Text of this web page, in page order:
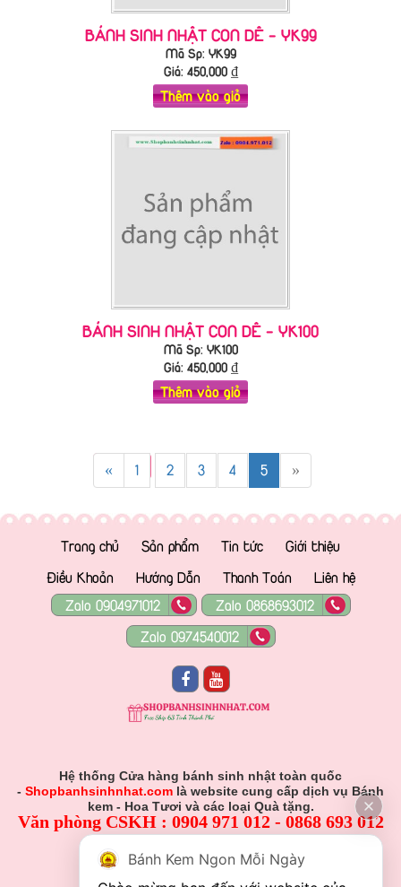
BÁNH SINH NHẬT CON DÊ - YK99
Mã Sp: YK99
Giá: 450,000₫
Thêm vào giỏ
BÁNH SINH NHẬT CON DÊ - YK100
Mã Sp: YK100
Giá: 450,000₫
Thêm vào giỏ
« 1 2 3 4 5 »
Trang chủ Sản phẩm Tin tức
Giới thiệu
Điều Khoản
Hướng Dẫn Thanh Toán
Liên hệ
Zalo 0904971012
Zalo 0868693012
Zalo 0974540012
Hệ thống Cửa hàng bánh sinh nhật toàn quốc
- Shopbanhsinhnhat.com là website cung cấp dịch vụ Bánh
kem - Hoa Tươi và các loại Quà tặng.
Văn phòng CSKH : 0904 971 012 - 0868 693 012
Hỗ Trợ Viên :
0904 971 012 - 0868 693 012
Bánh Kem Ngon Mỗi Ngày